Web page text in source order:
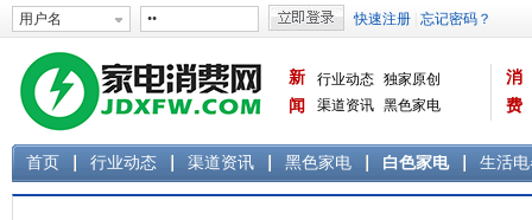
新
闻
行业动态 独家原创
渠道资讯 黑色家电
消
费
首页 行业动态 渠道资讯 黑色家电 白色家电 生活